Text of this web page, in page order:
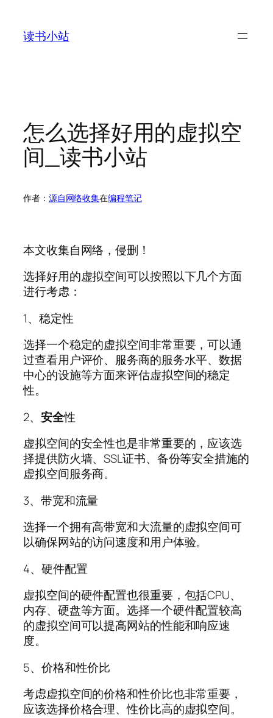
读书小站
怎么选择好用的虚拟空
间_读书小站
作者： 源自网络收集在编程笔记
本文收集自网络，侵删！
选择好用的虚拟空间可以按照以下几个方面
进行考虑：
1、稳定性
选择一个稳定的虚拟空间非常重要，可以通
过查看用户评价、服务商的服务水平、数据
中心的设施等方面来评估虚拟空间的稳定
性。
2、 安全性
虚拟空间的安全性也是非常重要的，应该选
择提供防火墙、SSL证书、备份等安全措施的
虚拟空间服务商。
3、带宽和流量
选择一个拥有高带宽和大流量的虚拟空间可
以确保网站的访问速度和用户体验。
4、硬件配置
虚拟空间的硬件配置也很重要，包括CPU、
内存、硬盘等方面。选择一个硬件配置较高
的虚拟空间可以提高网站的性能和响应速
度。
5、价格和性价比
考虑虚拟空间的价格和性价比也非常重要，
应该选择价格合理、性价比高的虚拟空间。